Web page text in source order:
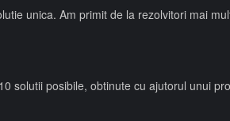
unica. Am primit de la rezolvitori mai
solutii posibile, obtinute cu ajutorul unui